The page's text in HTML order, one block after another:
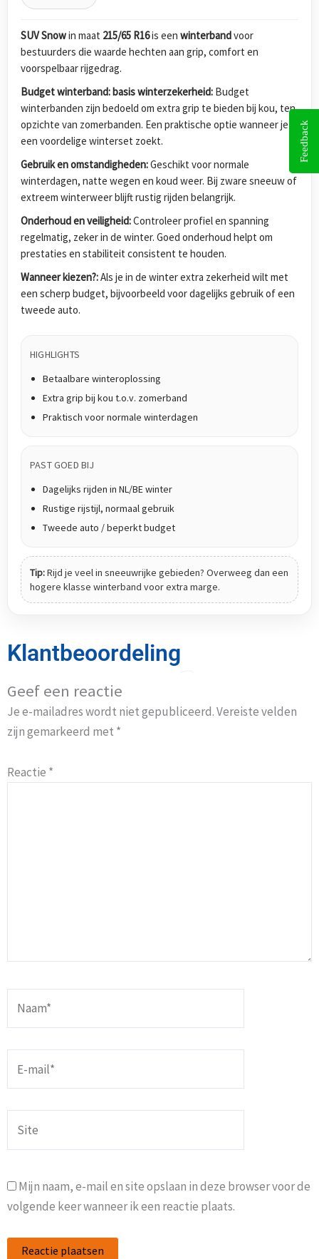
SUV Snowin maat 215/65 R16is een winterbandvoor
bestuurders die waarde hechten aan grip, comfort en
voorspelbaar rijgedrag.
Budget winterband: basis winterzekerheid: Budget
winterbanden zijn bedoeld om extra grip te bieden bij kou, ten
opzichte van zomerbanden. Een praktische optie wanneer je
een voordelige winterset zoekt.
Gebruik en omstandigheden:Geschikt voor normale
winterdagen, natte wegen en koud weer. Bij zware sneeuw of
extreem winterweer blijft rustig rijden belangrijk.
Onderhoud en veiligheid:Controleer profiel en spanning
regelmatig, zeker in de winter. Goed onderhoud helpt om
prestaties en stabiliteit consistent te houden.
Wanneer kiezen?:Als je in de winter extra zekerheid wilt met
een scherp budget, bijvoorbeeld voor dagelijks gebruik of een
tweede auto.
HIGHLIGHTS
Betaalbare winteroplossing
Extra grip bij kou t.o.v. zomerband
Praktisch voor normale winterdagen
PAST GOED BIJ
Dagelijks rijden in NL/BE winter
Rustige rijstijl, normaal gebruik
Tweede auto / beperkt budget
Tip:Rijd je veel in sneeuwrijke gebieden? Overweeg dan een
hogere klasse winterband voor extra marge.
Klantbeoordeling
Geef een reactie
Je e-mailadres wordt niet gepubliceerd.Vereiste velden
zijn gemarkeerd met *
Reactie *
mail*
Mijn naam, e-mail en site opslaan in deze browser voor de
volgende keer wanneer ik een reactie plaats.
Feedback